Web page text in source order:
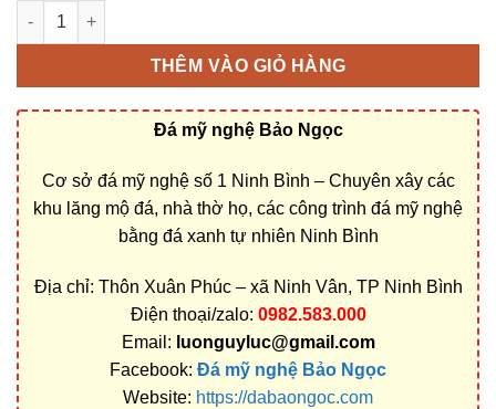
Bán và xây dựng, làm Lăng thờ đá ở Đắk Nông rẻ đẹp số lượng
THÊM VÀO GIỎ HÀNG
Đá mỹ nghệ Bảo Ngọc
Cơ sở đá mỹ nghệ số 1 Ninh Bình – Chuyên xây các
khu lăng mộ đá, nhà thờ họ, các công trình đá mỹ nghệ
bằng đá xanh tự nhiên Ninh Bình
Địa chỉ: Thôn Xuân Phúc – xã Ninh Vân, TP Ninh Bình
Điện thoại/zalo: 0982.583.000
Email: luonguyluc@gmail.com
Facebook: Đá mỹ nghệ Bảo Ngọc
Website: https://dabaongoc.com